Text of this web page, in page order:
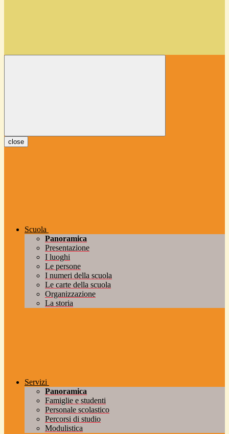
close
Scuola
Panoramica
Presentazione
I luoghi
Le persone
I numeri della scuola
Le carte della scuola
Organizzazione
La storia
Servizi
Panoramica
Famiglie e studenti
Personale scolastico
Percorsi di studio
Modulistica